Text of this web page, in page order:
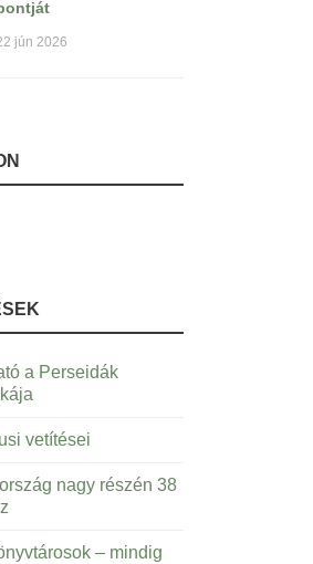
jún 2026
a Perseidák
vetítései
nagy részén 38
– mindig